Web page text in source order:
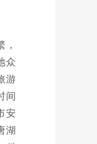
众
游
间
安
湖